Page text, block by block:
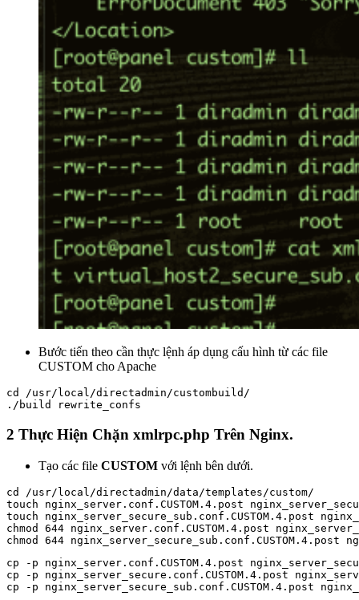
Bước tiến theo cần thực lệnh áp dụng cấu hình từ các file
CUSTOM cho Apache
cd /usr/local/directadmin/custombuild/
./build rewrite_confs
2 Thực Hiện Chặn xmlrpc.php Trên Nginx.
Tạo các file CUSTOM với lệnh bên dưới.
cd /usr/local/directadmin/data/templates/custom/
touch nginx_server.conf.CUSTOM.4.post
touch nginx_server_secure_sub.conf.CUSTOM.4.post
chmod 644 nginx_server.conf.CUSTOM.4.post
cp -p nginx_server.conf.CUSTOM.4.post
cp -p nginx_server_secure.conf.CUSTOM.4.post
cp -p nginx_server_secure_sub.conf.CUSTOM.4.post